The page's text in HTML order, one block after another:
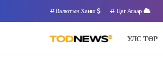
#Валютын Ханш # Цаг Агаар
УЛС ТӨР